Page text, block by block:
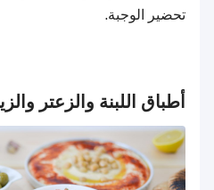
تحضير الوجبة.
أطباق اللبنة والزعتر